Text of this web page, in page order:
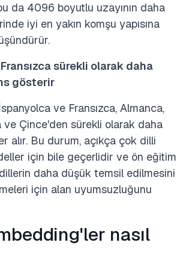
da 4096 boyutlu uzayının daha
iyi en yakın komşu yapısına
sürekli olarak daha
gösterir
ve Fransızca, Almanca,
ve Çince'den sürekli olarak daha
alır. Bu durum, açıkça çok dilli
için bile geçerlidir ve ön eğitim
daha düşük temsil edilmesini
için alan uyumsuzluğunu
nasıl